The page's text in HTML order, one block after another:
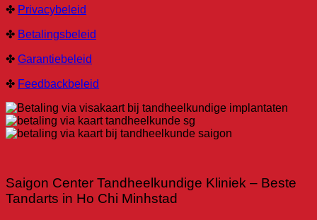
✤ Privacybeleid
✤ Betalingsbeleid
✤ Garantiebeleid
✤ Feedbackbeleid
Saigon Center Tandheelkundige Kliniek – Beste
Tandarts in Ho Chi Minhstad